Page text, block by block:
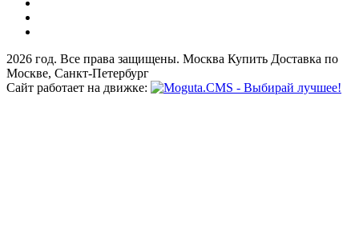
2026 год. Все права защищены. Москва Купить Доставка по
Москве, Санкт-Петербург
Сайт работает на движке: